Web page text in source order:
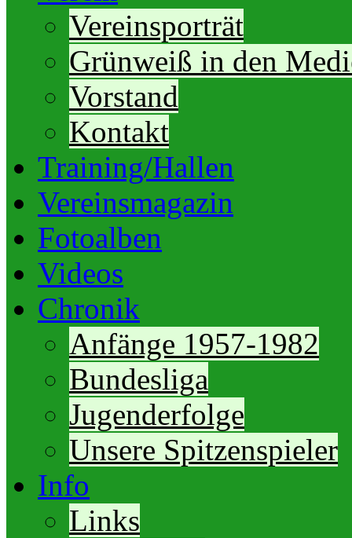
Vereinsporträt
Grünweiß in den
Vorstand
Kontakt
Training/Hallen
Vereinsmagazin
Fotoalben
Videos
Chronik
Anfänge 1957-1982
Bundesliga
Jugenderfolge
Unsere Spitzenspieler
Info
Links